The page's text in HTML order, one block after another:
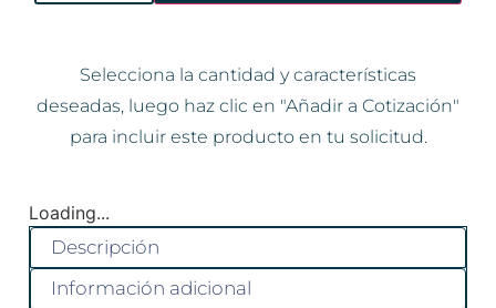
Selecciona la cantidad y características
deseadas, luego haz clic en "Añadir a Cotización"
para incluir este producto en tu solicitud.
Loading...
Descripción
Información adicional